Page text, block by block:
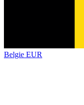
Belgie EUR